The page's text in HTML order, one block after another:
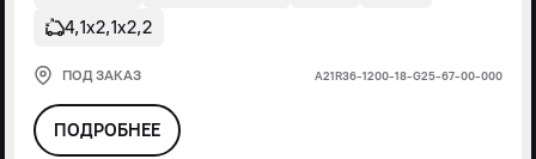
4,1х2,1х2,2
ПОД ЗАКАЗ А21R36-1200-18-G25-67-00-000
ПОДРОБНЕЕ